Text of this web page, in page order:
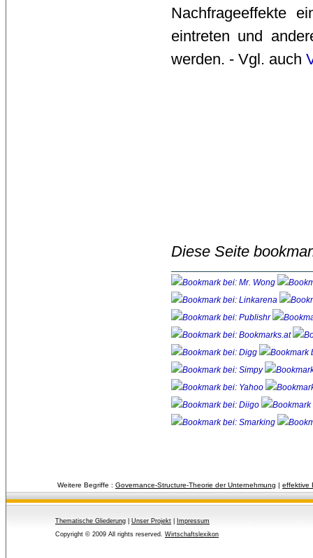
Nachfrageeffekte
eintreten und
werden. - Vgl. auch
Diese Seite
Weitere Begriffe : Governance-Structure-Theorie der Unternehmung | effektive
Thematische Gliederung Unser Projekt
Impressum
Copyright © 2009 All rights reserved. Wirtschaftslexikon